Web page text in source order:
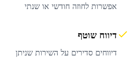
אפשרות לחוזה חודשי או שנתי
דיווח שוטף
דיווחים סדירים על השירות שניתן